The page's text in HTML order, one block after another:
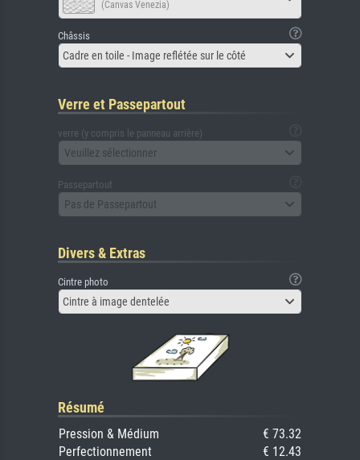
(Canvas Venezia)
Châssis
Cadre en toile - Image reflétée sur le côté
Verre et Passepartout
verre (y compris le panneau arrière)
Veuillez sélectionner
Passepartout
Pas de Passepartout
Divers & Extras
Cintre photo
Cintre à image dentelée
Résumé
Pression & Médium
€ 73.32
Perfectionnement
€ 12.43